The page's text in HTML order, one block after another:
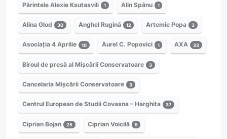
Părintele Alexie Ksutasvili 1 Alin Spânu 1
Alina Glod 30 Anghel Rugină 12 Artemie Popa 3
Asociația 4 Aprilie 10 Aurel C. Popovici 1 AXA 33
Biroul de presă al Mișcării Conservatoare 3
Cancelaria Mișcării Conservatoare 3
Centrul European de Studii Covasna – Harghita 37
Ciprian Bojan 25 Ciprian Voicilă 5